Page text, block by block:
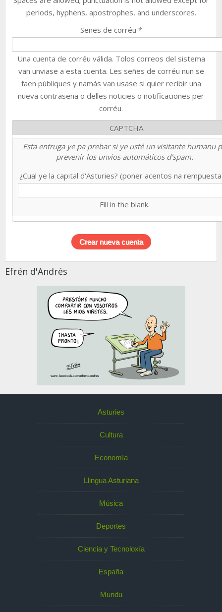
periods, hyphens, apostrophes, and underscores.
Señes de corréu *
Una cuenta de corréu válida. Tolos correos del sistema
van unviase a esta cuenta. Les señes de corréu nun se
faen públiques y namás van usase si quier recibir una
nueva contraseña o delles noticies o notificaciones per
corréu.
CAPTCHA
Esta entruga ye pa prebar si ye usté un visitante humanu
prevenir los unvios automáticos d'spam.
¿Cual ye la capital d'Asturies? (poner acentos na
Fill in the blank.
Efrén d'Andrés
Asturies
Cultura
Economía
Llingua Asturiana
Música
Deportes
Ciencia y Tecnoloxía
España
Mundu